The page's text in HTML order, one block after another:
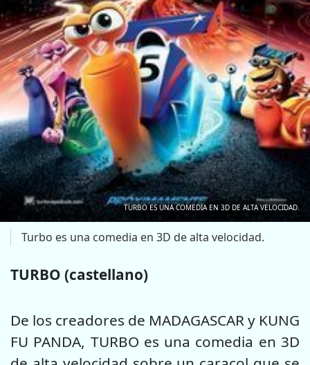
TURBO ES UNA COMEDIA EN 3D DE ALTA VELOCIDAD.
Turbo es una comedia en 3D de alta velocidad.
TURBO (castellano)
De los creadores de MADAGASCAR y KUNG
FU PANDA, TURBO es una comedia en 3D